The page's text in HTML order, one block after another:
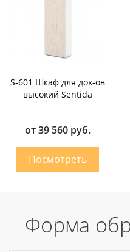
S-601 Шкаф для док-ов
высокий Sentida
от 39 560 руб.
Форма